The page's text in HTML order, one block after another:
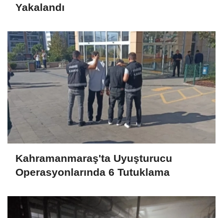
Yakalandı
Kahramanmaraş'ta Uyuşturucu
Operasyonlarında 6 Tutuklama